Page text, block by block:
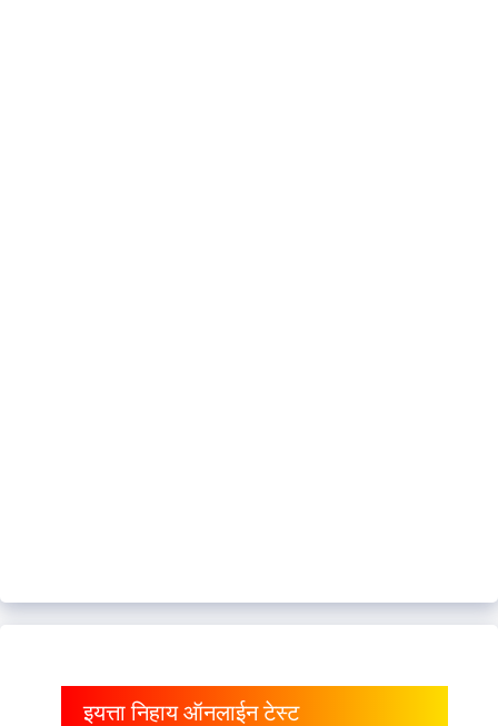
इयत्ता निहाय ऑनलाईन टेस्ट